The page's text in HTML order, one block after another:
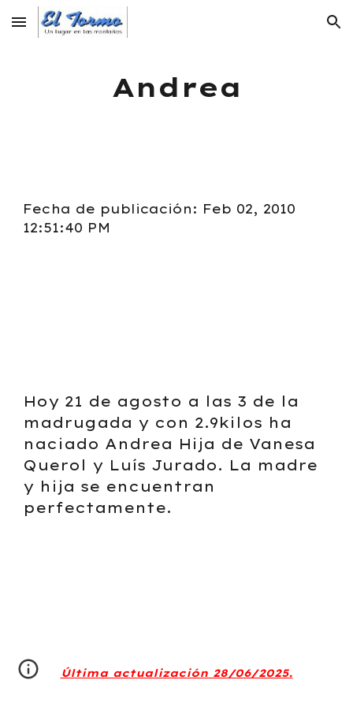
Skip to main content Skip to navigation
Andrea
Fecha de publicación: Feb 02, 2010
12:51:40 PM
Hoy 21 de agosto a las 3 de la
madrugada y con 2.9kilos ha
naciado Andrea Hija de Vanesa
Querol y Luís Jurado. La madre
y hija se encuentran
perfectamente.
Última actualización 28/06/2025.